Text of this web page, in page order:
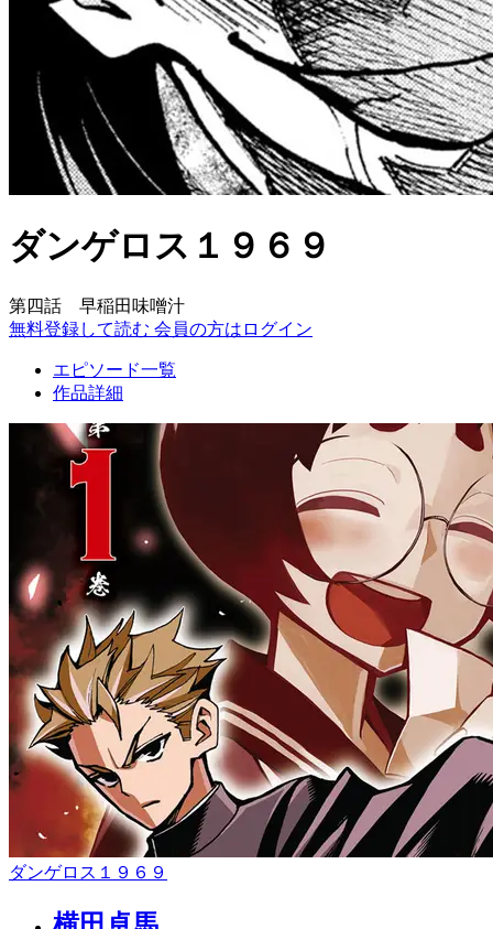
ダンゲロス１９６９
第四話 早稲田味噌汁
無料登録して読む 会員の方はログイン
エピソード一覧
作品詳細
ダンゲロス１９６９